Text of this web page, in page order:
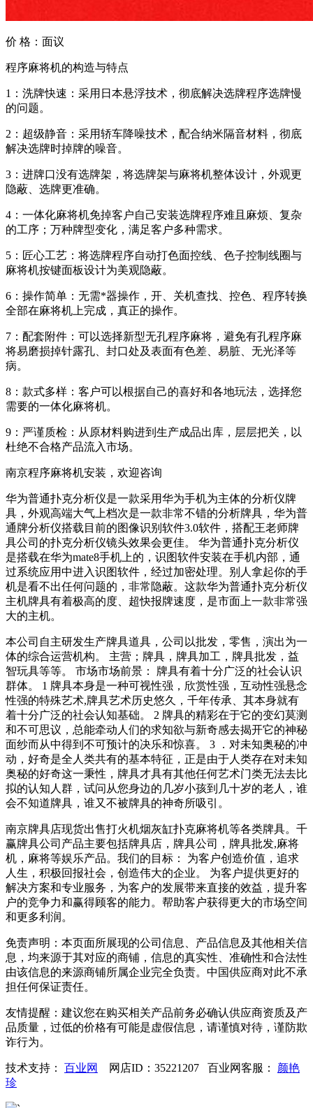
价 格： 面议
程序麻将机的构造与特点
1：洗牌快速：采用日本悬浮技术，彻底解决选牌程序选牌慢
的问题。
2：超级静音：采用轿车降噪技术，配合纳米隔音材料，彻底
解决选牌时掉牌的噪音。
3：进牌口没有选牌架，将选牌架与麻将机整体设计，外观更
隐蔽、选牌更准确。
4：一体化麻将机免掉客户自己安装选牌程序难且麻烦、复杂
的工序；万种牌型变化，满足客户多种需求。
5：匠心工艺：将选牌程序自动打色面控线、色子控制线圈与
麻将机按键面板设计为美观隐蔽。
6：操作简单：无需*器操作，开、关机查找、控色、程序转换
全部在麻将机上完成，真正的操作。
7：配套附件：可以选择新型无孔程序麻将，避免有孔程序麻
将易磨损掉针露孔、封口处及表面有色差、易脏、无光泽等
病。
8：款式多样：客户可以根据自己的喜好和各地玩法，选择您
需要的一体化麻将机。
9：严谨质检：从原材料购进到生产成品出库，层层把关，以
杜绝不合格产品流入市场。
南京程序麻将机安装，欢迎咨询
华为普通扑克分析仪是一款采用华为手机为主体的分析仪牌
具，外观高端大气上档次是一款非常不错的分析牌具，华为普
通牌分析仪搭载目前的图像识别软件3.0软件，搭配王老师牌
具公司的扑克分析仪镜头效果会更佳。 华为普通扑克分析仪
是搭载在华为mate8手机上的，识图软件安装在手机内部，通
过系统应用中进入识图软件，经过加密处理。别人拿起你的手
机是看不出任何问题的，非常隐蔽。这款华为普通扑克分析仪
主机牌具有着极高的度、超快报牌速度，是市面上一款非常强
大的主机。
本公司自主研发生产牌具道具，公司以批发，零售，演出为一
体的综合运营机构。 主营；牌具，牌具加工，牌具批发，益
智玩具等等。 市场市场前景： 牌具有着十分广泛的社会认识
群体。 1 牌具本身是一种可视性强，欣赏性强，互动性强悬念
性强的特殊艺术,牌具艺术历史悠久，千年传承、其本身就有
着十分广泛的社会认知基础。 2 牌具的精彩在于它的变幻莫测
和不可思议，总能牵动人们的求知欲与新奇感去揭开它的神秘
面纱而从中得到不可预计的决乐和惊喜。 3 ．对未知奥秘的冲
动，好奇是全人类共有的基本特征，正是由于人类存在对未知
奥秘的好奇这一秉性，牌具才具有其他任何艺术门类无法去比
拟的认知人群，试问从您身边的几岁小孩到几十岁的老人，谁
会不知道牌具，谁又不被牌具的神奇所吸引。
南京牌具店现货出售打火机烟灰缸扑克麻将机等各类牌具。千
赢牌具公司产品主要包括牌具店，牌具公司，牌具批发,麻将
机，麻将等娱乐产品。我们的目标： 为客户创造价值，追求
人生，积极回报社会，创造伟大的企业。 为客户提供更好的
解决方案和专业服务，为客户的发展带来直接的效益，提升客
户的竞争力和赢得顾客的能力。帮助客户获得更大的市场空间
和更多利润。
免责声明： 本页面所展现的公司信息、产品信息及其他相关信
息，均来源于其对应的商铺，信息的真实性、准确性和合法性
由该信息的来源商铺所属企业完全负责。中国供应商对此不承
担任何保证责任。
友情提醒： 建议您在购买相关产品前务必确认供应商资质及产
品质量，过低的价格有可能是虚假信息，请谨慎对待，谨防欺
诈行为。
技术支持： 百业网 网店ID：35221207 百业网客服： 颜艳
珍